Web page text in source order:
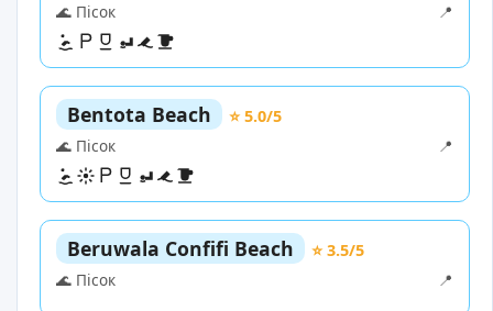
🌊 Пісок
📍
Bentota Beach
⭐ 5.0/5
🌊 Пісок
📍
Beruwala Confifi Beach
⭐ 3.5/5
🌊 Пісок
📍